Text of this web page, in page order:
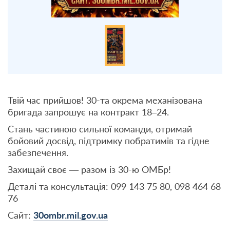
Твій час прийшов! 30-та окрема механізована
бригада запрошує на контракт 18–24.
Стань частиною сильної команди, отримай
бойовий досвід, підтримку побратимів та гідне
забезпечення.
Захищай своє — разом із 30-ю ОМБр!
Деталі та консультація: 099 143 75 80, 098 464 68
76
Сайт: 30ombr.mil.gov.ua